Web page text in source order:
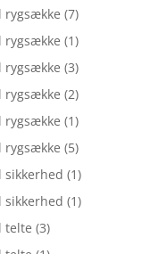
rygsække (7)
rygsække (1)
rygsække (3)
rygsække (2)
rygsække (1)
rygsække (5)
(1)
(1)
telte (3)